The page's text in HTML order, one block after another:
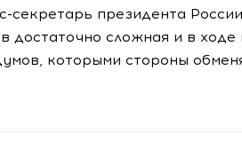
секретарь президента
достаточно сложная и в ходе
которыми стороны